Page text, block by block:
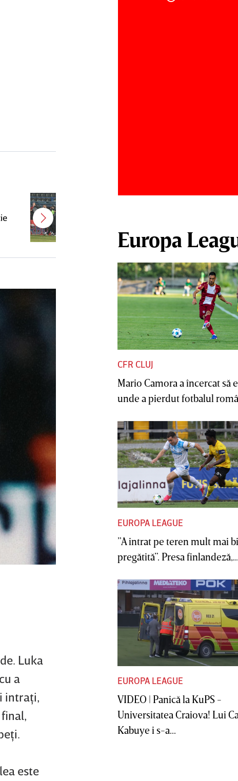
Jucătorul dorit de Pancu în
Luka
a
intraţi,
este
Europa
CFR CLUJ
Mario Camora a încercat să
unde a pierdut fotbalul
EUROPA LEAGUE
”A intrat pe teren mult mai
pregătită”. Presa
EUROPA LEAGUE
VIDEO | Panică la KuPS -
Universitatea Craiova! Lui
Kabuye i s-a...